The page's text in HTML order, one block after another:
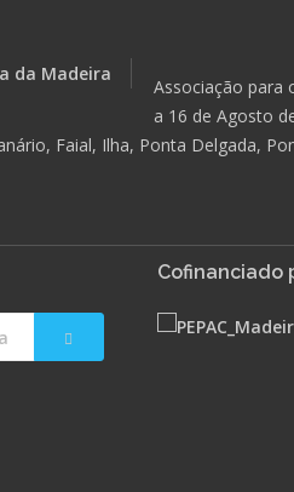
Associação para
a 16 de Agosto
Faial, Ilha, Ponta Delgada,
Cofinanciado